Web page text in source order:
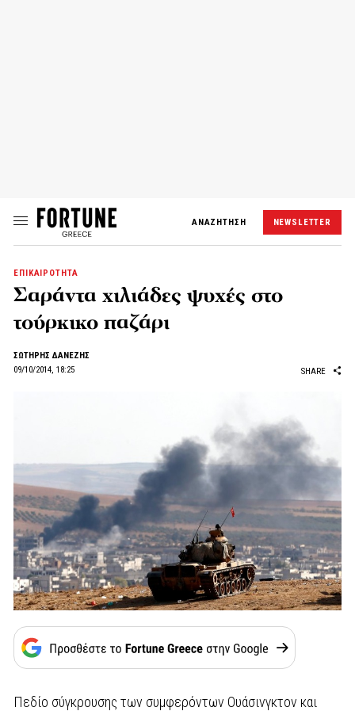
ΑΝΑΖΗΤΗΣΗ NEWSLETTER
ΕΠΙΚΑΙΡΟΤΗΤΑ
Σαράντα χιλιάδες ψυχές στο
τούρκικο παζάρι
ΣΩΤΗΡΗΣ ΔΑΝΕΖΗΣ
09/10/2014, 18:25
SHARE
Πεδίο σύγκρουσης των συμφερόντων Ουάσινγκτον και